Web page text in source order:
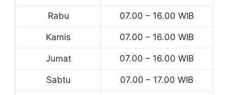
Rabu 07.00 – 16.00 WIB
Kamis 07.00 – 16.00 WIB
Jumat 07.00 – 16.00 WIB
Sabtu 07.00 – 17.00 WIB